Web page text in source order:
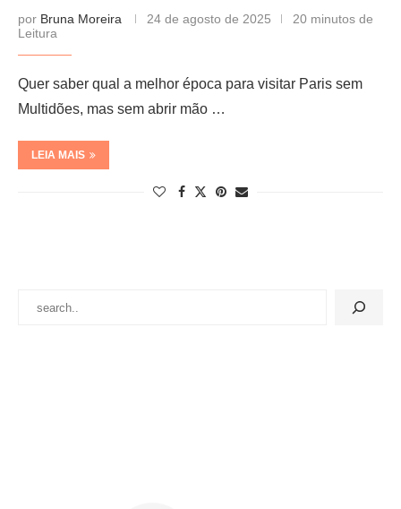
por Bruna Moreira 24 de agosto de 2025
20 minutos de
Leitura
Quer saber qual a melhor época para visitar Paris sem
Multidões, mas sem abrir mão …
LEIA MAIS